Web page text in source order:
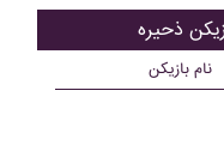
نام بازیکن